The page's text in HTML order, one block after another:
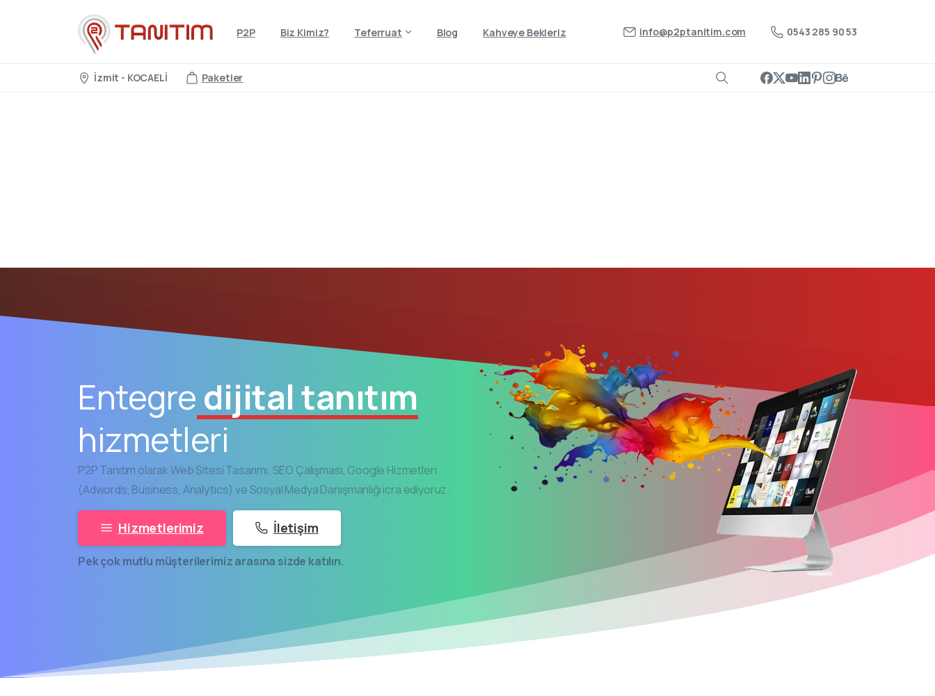
P2P Biz Kimiz? Teferruat Blog Kahveye Bekleriz info@p2ptanitim.com 0543 285 90 53
İzmit - KOCAELİ Paketler
Entegre dijital tanıtım
hizmetleri
P2P Tanıtım olarak Web Sitesi Tasarımı, SEO Çalışması, Google Hizmetleri
(Adwords, Business, Analytics) ve Sosyal Medya Danışmanlığı icra ediyoruz.
Hizmetlerimiz İletişim
Pek çok mutlu müşterilerimiz arasına sizde katılın.